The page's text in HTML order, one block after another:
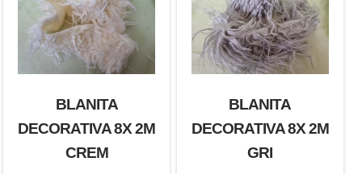
BLANITA
DECORATIVA 8X 2M
CREM
BLANITA
DECORATIVA 8X 2M
GRI